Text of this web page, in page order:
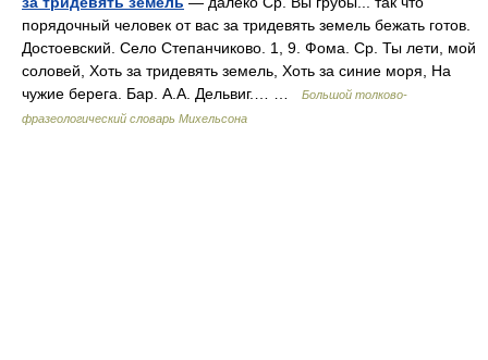
порядочный человек от вас за тридевять земель бежать готов.
Достоевский. Село Степанчиково. 1, 9. Фома. Ср. Ты лети, мой
соловей, Хоть за тридевять земель, Хоть за синие моря, На
чужие берега. Бар. А.А. Дельвиг.… …
Большой толково-
фразеологический словарь Михельсона